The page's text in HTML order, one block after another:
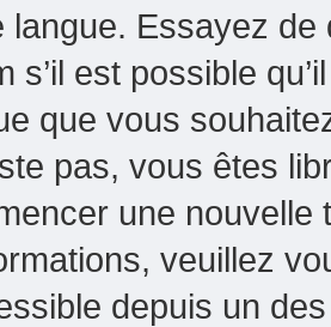
langue. Essayez
s’il est possible
que vous
pas, vous êtes
une nouvelle
veuillez
depuis un